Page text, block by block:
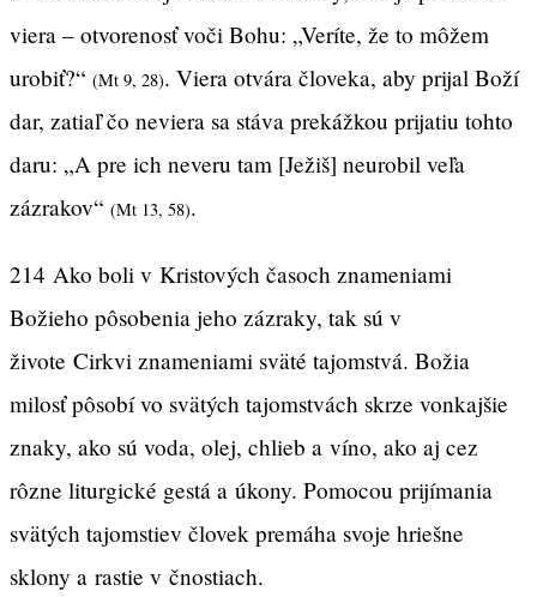
viera – otvorenosť voči Bohu: „Veríte, že to môžem
urobiť?“ (Mt 9, 28). Viera otvára človeka, aby prijal Boží
dar, zatiaľ čo neviera sa stáva prekážkou prijatiu tohto
daru: „A pre ich neveru tam [Ježiš] neurobil veľa
zázrakov“ (Mt 13, 58).
214 Ako boli v Kristových časoch znameniami
Božieho pôsobenia jeho zázraky, tak sú v
živote Cirkvi znameniami sväté tajomstvá. Božia
milosť pôsobí vo svätých tajomstvách skrze vonkajšie
znaky, ako sú voda, olej, chlieb a víno, ako aj cez
rôzne liturgické gestá a úkony. Pomocou prijímania
svätých tajomstiev človek premáha svoje hriešne
sklony a rastie v čnostiach.